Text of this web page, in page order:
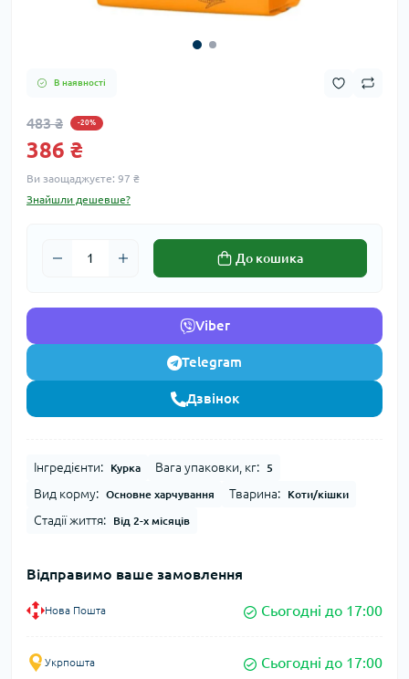
В наявності
483 ₴ -20%
386 ₴
Ви заощаджуєте: 97 ₴
Знайшли дешевше?
До кошика
Viber
Telegram
Дзвінок
Інгредієнти: Курка Вага упаковки, кг: 5
Вид корму: Основне харчування Тварина: Коти/кішки
Стадії життя: Від 2-х місяців
Відправимо ваше замовлення
Нова Пошта Сьогодні до 17:00
Укрпошта Сьогодні до 17:00